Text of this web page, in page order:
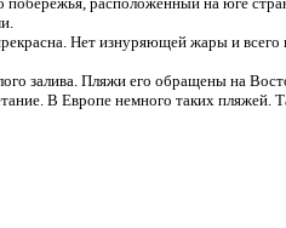
Нет изнуряющей жары и всего
залива. Пляжи его обращены на
В Европе немного таких пляжей.